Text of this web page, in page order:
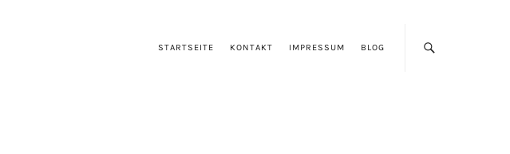
STARTSEITE KONTAKT IMPRESSUM BLOG